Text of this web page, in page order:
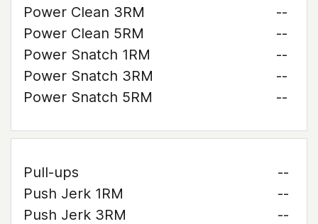
Power Clean 3RM
--
Power Clean 5RM
--
Power Snatch 1RM
--
Power Snatch 3RM
--
Power Snatch 5RM
--
Pull-ups
--
Push Jerk 1RM
--
Push Jerk 3RM
--